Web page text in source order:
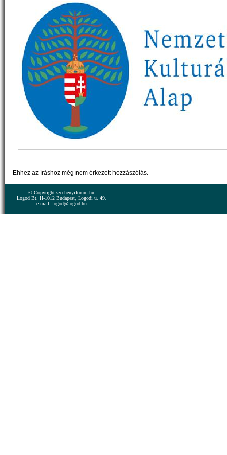
Ehhez az íráshoz még nem érkezett hozzászólás.
© Copyright szechenyiforum.hu
Logod Bt. H-1012 Budapest, Logodi u. 49.
e-mail: logod@logod.hu